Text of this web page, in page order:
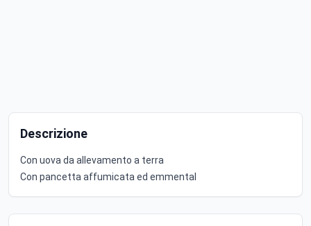
Descrizione
Con uova da allevamento a terra
Con pancetta affumicata ed emmental